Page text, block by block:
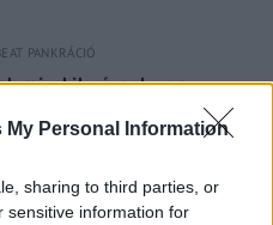
My Personal Information
sharing to third parties, or
sensitive information for
PANKRÁCIÓ
mi, akik ráznak vagy
PESTITV